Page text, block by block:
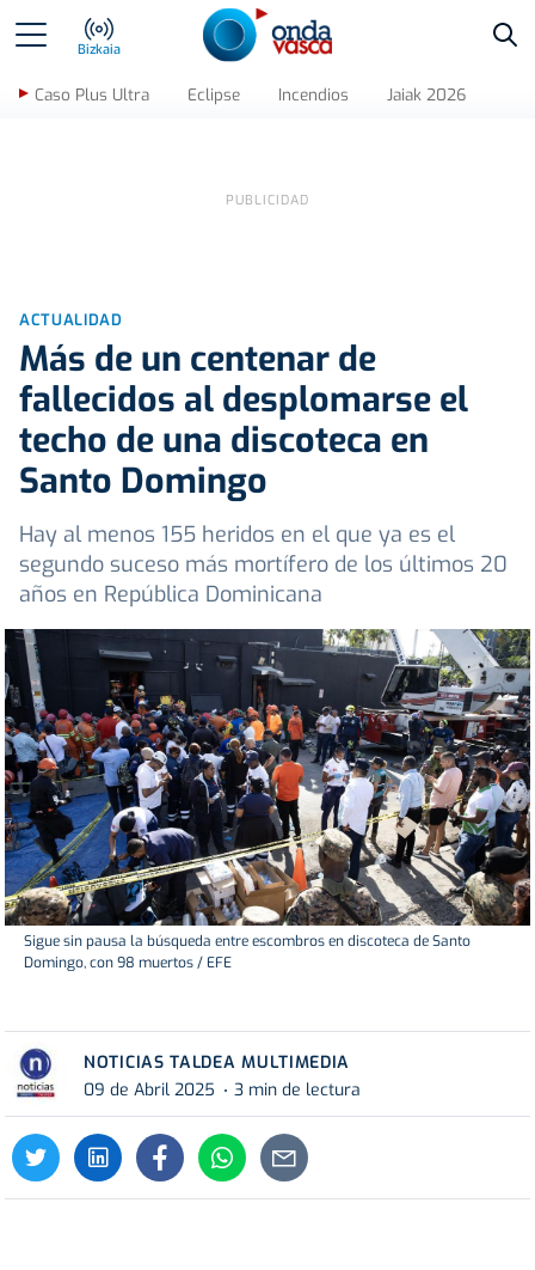
Bizkaia
Caso Plus Ultra Eclipse Incendios Jaiak 2026
ACTUALIDAD
Más de un centenar de
fallecidos al desplomarse el
techo de una discoteca en
Santo Domingo
Hay al menos 155 heridos en el que ya es el
segundo suceso más mortífero de los últimos 20
años en República Dominicana
Sigue sin pausa la búsqueda entre escombros en discoteca de Santo
Domingo, con 98 muertos / EFE
NOTICIAS TALDEA MULTIMEDIA
09 de Abril 2025
3 min de lectura